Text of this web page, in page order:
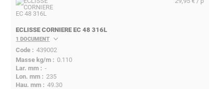
ECLISSE CORNIERE EC 48 316L
1 DOCUMENT
439002
0.110
-
235
49.30